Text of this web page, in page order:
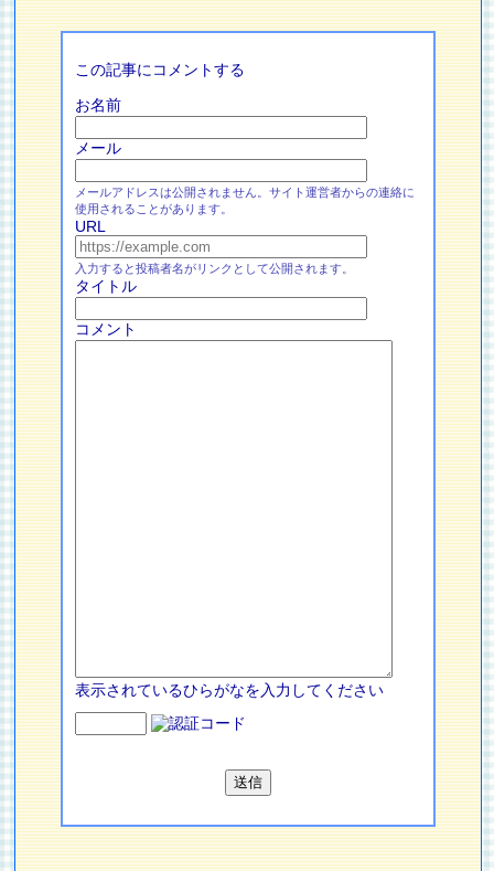
この記事にコメントする
お名前
メール
メールアドレスは公開されません。サイト運営者からの連絡に
使用されることがあります。
URL
入力すると投稿者名がリンクとして公開されます。
タイトル
コメント
表示されているひらがなを入力してください